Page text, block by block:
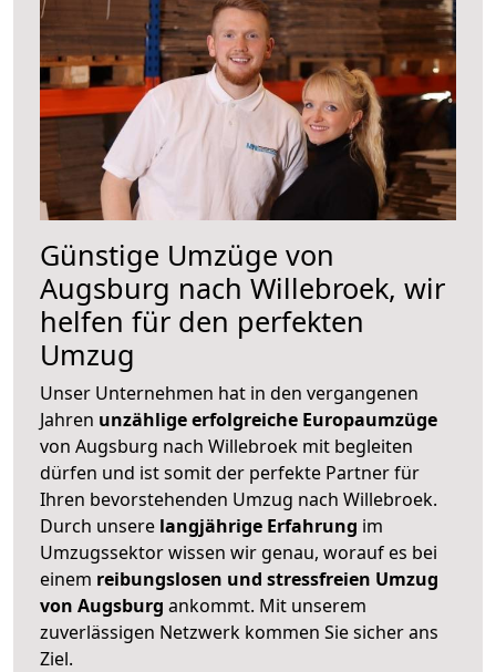
Günstige Umzüge von
Augsburg nach Willebroek, wir
helfen für den perfekten
Umzug
Unser Unternehmen hat in den vergangenen
Jahren unzählige erfolgreiche Europaumzüge
von Augsburg nach Willebroek mit begleiten
dürfen und ist somit der perfekte Partner für
Ihren bevorstehenden Umzug nach Willebroek.
Durch unsere langjährige Erfahrung im
Umzugssektor wissen wir genau, worauf es bei
einem reibungslosen und stressfreien Umzug
von Augsburg ankommt. Mit unserem
zuverlässigen Netzwerk kommen Sie sicher ans
Ziel.